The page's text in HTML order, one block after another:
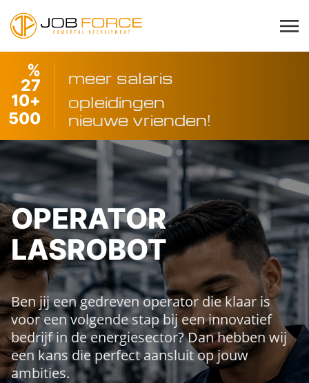
%
27
meer salaris
+
10
opleidingen
500
nieuwe vrienden!
OPERATOR
LASROBOT
Ben jij een gedreven operator die klaar is
voor een volgende stap bij een innovatief
bedrijf in de energiesector? Dan hebben wij
een kans die perfect aansluit op jouw
ambities.